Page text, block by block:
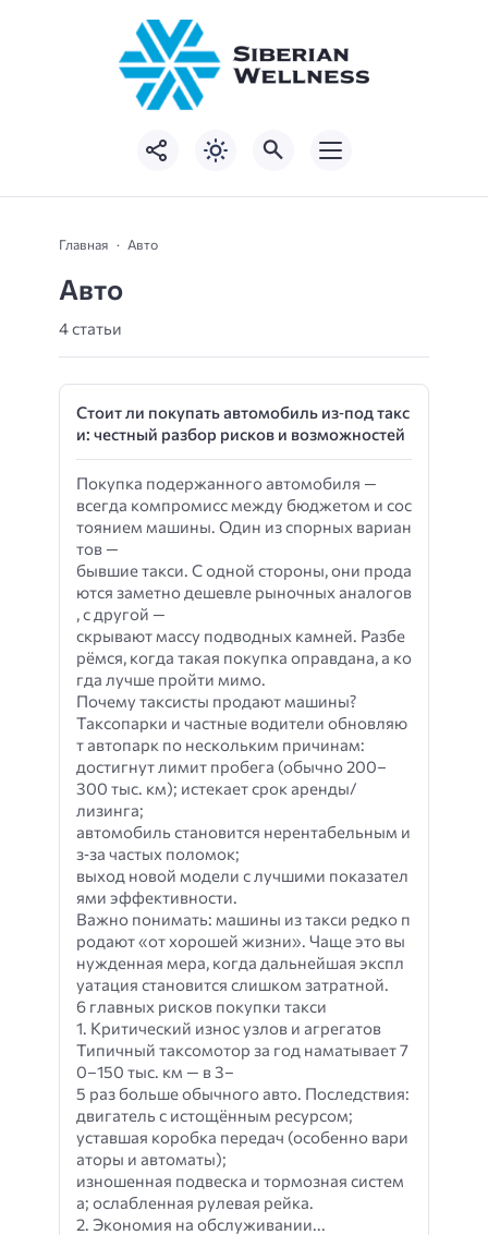
Главная Авто
Авто
4 статьи
Стоит ли покупать автомобиль из‑под такс
и: честный разбор рисков и возможностей
Покупка подержанного автомобиля —
всегда компромисс между бюджетом и сос
тоянием машины. Один из спорных вариан
тов —
бывшие такси. С одной стороны, они прода
ются заметно дешевле рыночных аналогов
, с другой —
скрывают массу подводных камней. Разбе
рёмся, когда такая покупка оправдана, а ко
гда лучше пройти мимо.
Почему таксисты продают машины?
Таксопарки и частные водители обновляю
т автопарк по нескольким причинам:
достигнут лимит пробега (обычно 200–
300 тыс. км); истекает срок аренды/
лизинга;
автомобиль становится нерентабельным и
з‑за частых поломок;
выход новой модели с лучшими показател
ями эффективности.
Важно понимать: машины из такси редко п
родают «от хорошей жизни». Чаще это вы
нужденная мера, когда дальнейшая экспл
уатация становится слишком затратной.
6 главных рисков покупки такси
1. Критический износ узлов и агрегатов
Типичный таксомотор за год наматывает 7
0–150 тыс. км — в 3–
5 раз больше обычного авто. Последствия:
двигатель с истощённым ресурсом;
уставшая коробка передач (особенно вари
аторы и автоматы);
изношенная подвеска и тормозная систем
а; ослабленная рулевая рейка.
2. Экономия на обслуживании...